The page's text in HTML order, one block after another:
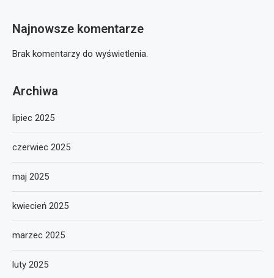
Najnowsze komentarze
Brak komentarzy do wyświetlenia.
Archiwa
lipiec 2025
czerwiec 2025
maj 2025
kwiecień 2025
marzec 2025
luty 2025